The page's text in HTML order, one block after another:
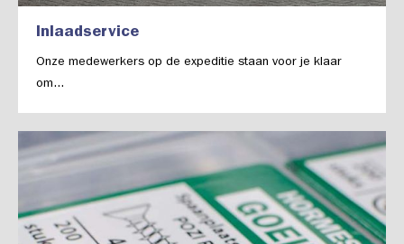
Inlaadservice
Onze medewerkers op de expeditie staan voor je klaar
om...